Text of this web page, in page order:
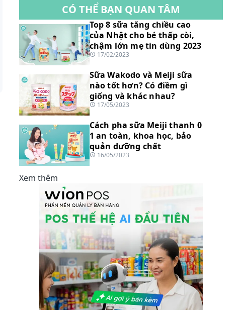
CÓ THỂ BẠN QUAN TÂM
Top 8 sữa tăng chiều cao
của Nhật cho bé thấp còi,
chậm lớn mẹ tin dùng 2023
17/02/2023
Sữa Wakodo và Meiji sữa
nào tốt hơn? Có điềm gì
giống và khác nhau?
17/05/2023
Cách pha sữa Meiji thanh 0
1 an toàn, khoa học, bảo
quản dưỡng chất
16/05/2023
Xem thêm